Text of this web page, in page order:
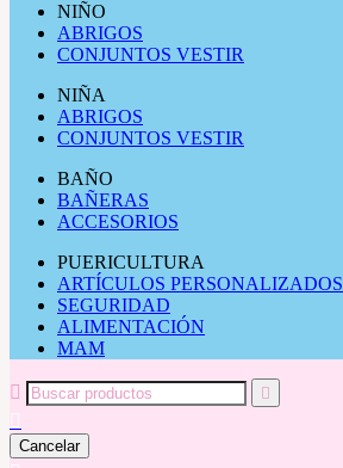
NIÑO
ABRIGOS
CONJUNTOS VESTIR
NIÑA
ABRIGOS
CONJUNTOS VESTIR
BAÑO
BAÑERAS
ACCESORIOS
PUERICULTURA
ARTÍCULOS PERSONALIZADOS
SEGURIDAD
ALIMENTACIÓN
MAM
 
Cancelar